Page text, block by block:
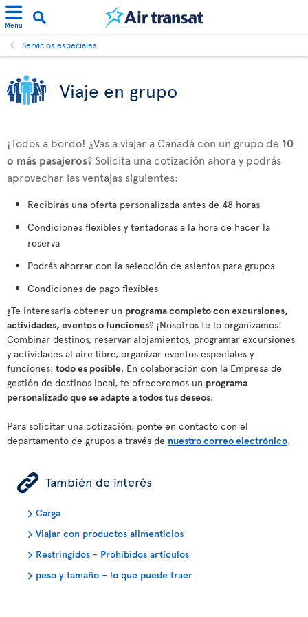
Menú
Servicios especiales
Viaje en grupo
¡Todos a bordo! ¿Vas a viajar a Canadá con un grupo de 10
o más pasajeros? Solicita una cotización ahora y podrás
aprovechar las ventajas siguientes:
Recibirás una oferta personalizada antes de 48 horas
Condiciones flexibles y tentadoras a la hora de hacer la
reserva
Podrás ahorrar con la selección de asientos para grupos
Condiciones de pago flexibles
¿Te interesaría obtener un programa completo con excursiones,
actividades, eventos o funciones? ¡Nosotros te lo organizamos!
Combinar destinos, reservar alojamientos, programar excursiones
y actividades al aire libre, organizar eventos especiales y
funciones: todo es posible. En colaboración con la Empresa de
gestión de destinos local, te ofreceremos un programa
personalizado que se adapte a todos tus deseos.
Para solicitar una cotización, ponte en contacto con el
departamento de grupos a través de nuestro correo electrónico.
ÿ También de interés
Carga
Viajar con productos alimenticios
Restringidos - Prohibidos artículos
peso y tamaño – lo que puede traer